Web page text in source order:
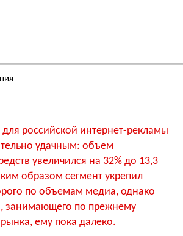
российской интернет-рекламы
удачным: объем
увеличился на 32% до 13,3
образом сегмент укрепил
по объемам медиа, однако
занимающего по прежнему
ему пока далеко.